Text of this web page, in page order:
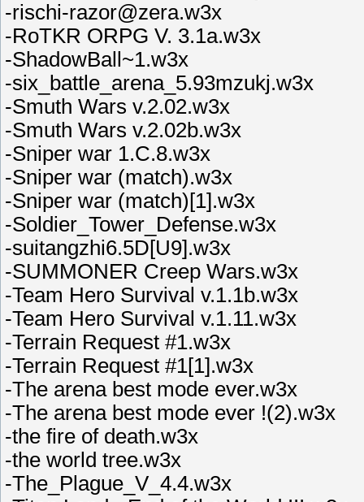
-rischi-razor@zera.w3x
-RoTKR ORPG V. 3.1a.w3x
-ShadowBall~1.w3x
-six_battle_arena_5.93mzukj.w3x
-Smuth Wars v.2.02.w3x
-Smuth Wars v.2.02b.w3x
-Sniper war 1.C.8.w3x
-Sniper war (match).w3x
-Sniper war (match)[1].w3x
-Soldier_Tower_Defense.w3x
-suitangzhi6.5D[U9].w3x
-SUMMONER Creep Wars.w3x
-Team Hero Survival v.1.1b.w3x
-Team Hero Survival v.1.11.w3x
-Terrain Request #1.w3x
-Terrain Request #1[1].w3x
-The arena best mode ever.w3x
-The arena best mode ever !(2).w3x
-the fire of death.w3x
-the world tree.w3x
-The_Plague_V_4.4.w3x